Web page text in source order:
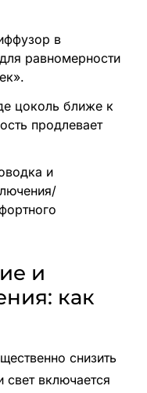
в
равномерности
цоколь ближе к
продлевает
и
и
как
снизить
свет включается